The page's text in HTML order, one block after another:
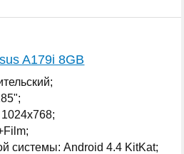
A179i 8GB
системы: Android 4.4 KitKat;